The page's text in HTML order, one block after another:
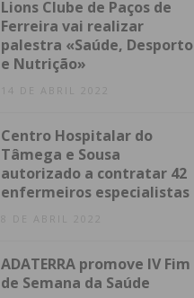
Lions Clube de Paços de
Ferreira vai realizar
palestra «Saúde, Desporto
e Nutrição»
14 DE ABRIL 2022
Centro Hospitalar do
Tâmega e Sousa
autorizado a contratar 42
enfermeiros especialistas
8 DE ABRIL 2022
ADATERRA promove IV Fim
de Semana da Saúde